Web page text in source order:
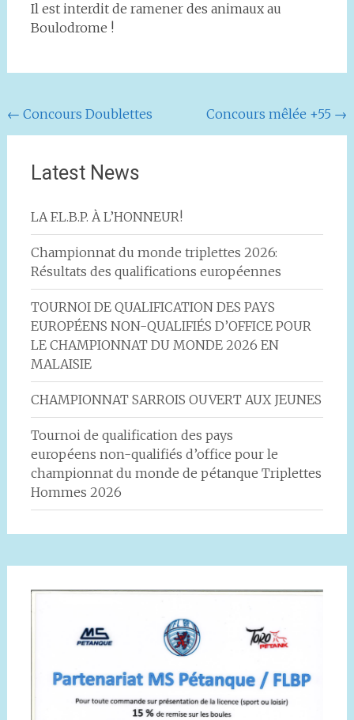
Il est interdit de ramener des animaux au
Boulodrome !
Navigation
de
l'article
← Concours Doublettes Concours mêlée +55 →
Latest News
LA F.L.B.P. À L’HONNEUR!
Championnat du monde triplettes 2026:
Résultats des qualifications européennes
TOURNOI DE QUALIFICATION DES PAYS
EUROPÉENS NON-QUALIFIÉS D’OFFICE POUR
LE CHAMPIONNAT DU MONDE 2026 EN
MALAISIE
CHAMPIONNAT SARROIS OUVERT AUX JEUNES
Tournoi de qualification des pays
européens non-qualifiés d’office pour le
championnat du monde de pétanque Triplettes
Hommes 2026